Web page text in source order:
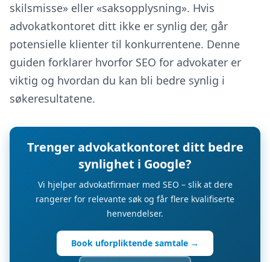
skilsmisse» eller «saksopplysning». Hvis
advokatkontoret ditt ikke er synlig der, går
potensielle klienter til konkurrentene. Denne
guiden forklarer hvorfor SEO for advokater er
viktig og hvordan du kan bli bedre synlig i
søkeresultatene.
Trenger advokatkontoret ditt bedre
synlighet i Google?
Vi hjelper advokatfirmaer med SEO – slik at dere
rangerer for relevante søk og får flere kvalifiserte
henvendelser.
Book uforpliktende samtale →